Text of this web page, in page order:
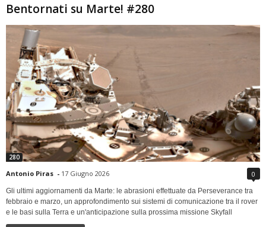
Bentornati su Marte! #280
280
Antonio Piras - 17 Giugno 2026 0
Gli ultimi aggiornamenti da Marte: le abrasioni effettuate da Perseverance tra
febbraio e marzo, un approfondimento sui sistemi di comunicazione tra il rover
e le basi sulla Terra e un'anticipazione sulla prossima missione Skyfall